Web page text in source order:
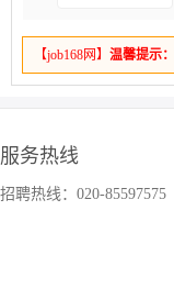
【job168网】 温馨提示：
服务热线
招聘热线：020-85597575